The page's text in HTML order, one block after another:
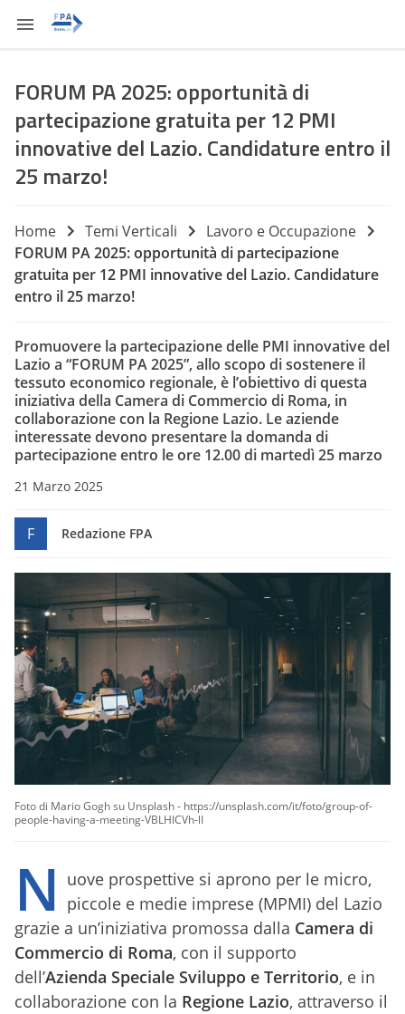
FORUM PA 2025: opportunità di
partecipazione gratuita per 12 PMI
innovative del Lazio. Candidature entro il
25 marzo!
Home Temi Verticali
Lavoro e Occupazione
FORUM PA 2025: opportunità di partecipazione
gratuita per 12 PMI innovative del Lazio. Candidature
entro il 25 marzo!
Promuovere la partecipazione delle PMI innovative del
Lazio a “FORUM PA 2025”, allo scopo di sostenere il
tessuto economico regionale, è l’obiettivo di questa
iniziativa della Camera di Commercio di Roma, in
collaborazione con la Regione Lazio. Le aziende
interessate devono presentare la domanda di
partecipazione entro le ore 12.00 di martedì 25 marzo
21 Marzo 2025
F Redazione FPA
Foto di Mario Gogh su Unsplash - https://unsplash.com/it/foto/group-of-
people-having-a-meeting-VBLHICVh-lI
N
uove prospettive si aprono per le micro,
piccole e medie imprese (MPMI) del Lazio
grazie a un’iniziativa promossa dalla Camera di
Commercio di Roma, con il supporto
dell’Azienda Speciale Sviluppo e Territorio, e in
collaborazione con la Regione Lazio, attraverso il